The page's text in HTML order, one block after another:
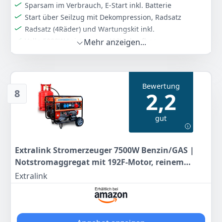
Sparsam im Verbrauch, E-Start inkl. Batterie
Start über Seilzug mit Dekompression, Radsatz
Radsatz (4Räder) und Wartungskit inkl.
Volle 5000W Leistung an 400V abrufbar
Verbrauch 1,2 l/h 50% Last 1,7 l/h 100% Last
899
Mehr anzeigen...
8
Bewertung
2,2
gut
Extralink Stromerzeuger 7500W Benzin/GAS |
Notstromaggregat mit 192F-Motor, reinem
Sinus, 2× 230 V & 1× 400 V CEE, Elektrostart &
Überlastschutz | mobil & leise für Haus, Garten,
Werkstatt & Camping
Extralink